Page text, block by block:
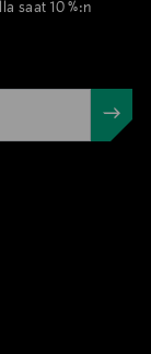
saat 10 %:n